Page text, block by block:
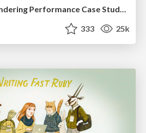
VelocityConf: Rendering Performance Case Studies
333 25k